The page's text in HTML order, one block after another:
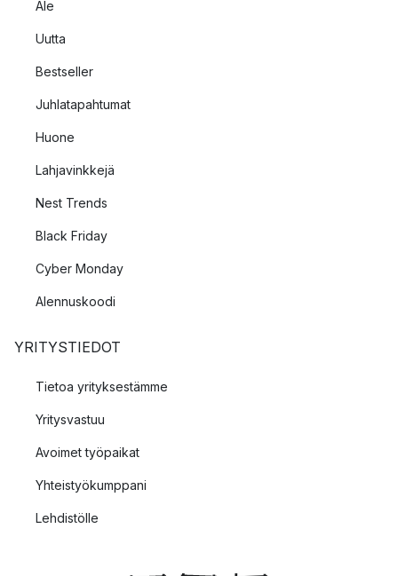
Ale
Uutta
Bestseller
Juhlatapahtumat
Huone
Lahjavinkkejä
Nest Trends
Black Friday
Cyber Monday
Alennuskoodi
YRITYSTIEDOT
Tietoa yrityksestämme
Yritysvastuu
Avoimet työpaikat
Yhteistyökumppani
Lehdistölle